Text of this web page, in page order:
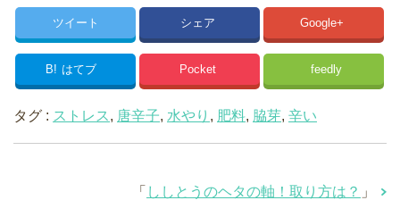
ツイート シェア Google+
B! はてブ Pocket feedly
タグ : ストレス , 唐辛子, 水やり , 肥料, 脇芽, 辛い
「 ししとうのヘタの軸！取り方は？ 」